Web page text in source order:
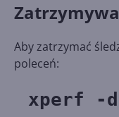
Aby zatrzymać
poleceń:
xperf -